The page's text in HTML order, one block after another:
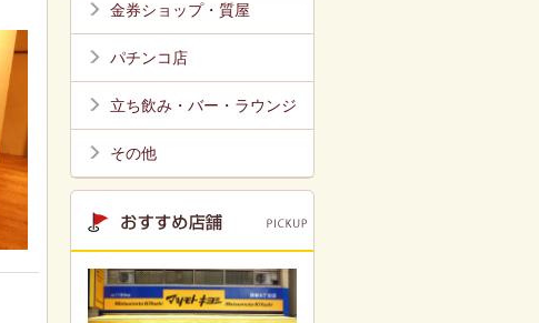
金券ショップ・質屋
パチンコ店
立ち飲み・バー・ラウンジ
その他